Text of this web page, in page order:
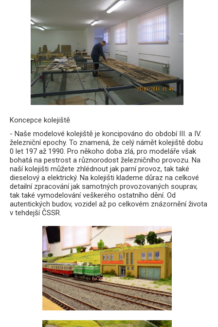
Koncepce kolejiště
- Naše modelové kolejiště je koncipováno do období III. a IV.
železniční epochy. To znamená, že celý námět kolejiště dobu
0 let 197 až 1990. Pro někoho doba zlá, pro modeláře však
bohatá na pestrost a různorodost železničního provozu. Na
naší kolejišti můžete zhlédnout jak parní provoz, tak také
dieselový a elektrický. Na kolejišti klademe důraz na celkové
detailní zpracování jak samotných provozovaných souprav,
tak také vymodelování veškerého ostatního dění. Od
autentických budov, vozidel až po celkovém znázornění života
v tehdejší ČSSR.